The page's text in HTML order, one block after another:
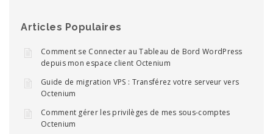
Articles Populaires
Comment se Connecter au Tableau de Bord WordPress
depuis mon espace client Octenium
Guide de migration VPS : Transférez votre serveur vers
Octenium
Comment gérer les privilèges de mes sous-comptes
Octenium